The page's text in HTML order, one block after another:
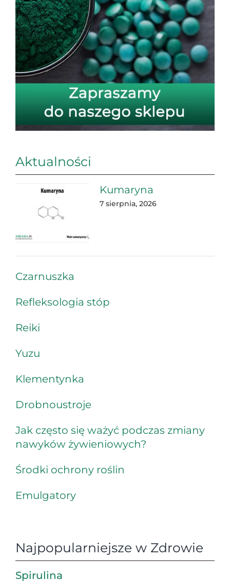
Aktualności
Kumaryna
7 sierpnia, 2026
Czarnuszka
Refleksologia stóp
Reiki
Yuzu
Klementynka
Drobnoustroje
Jak często się ważyć podczas zmiany
nawyków żywieniowych?
Środki ochrony roślin
Emulgatory
Najpopularniejsze w Zdrowie
Spirulina